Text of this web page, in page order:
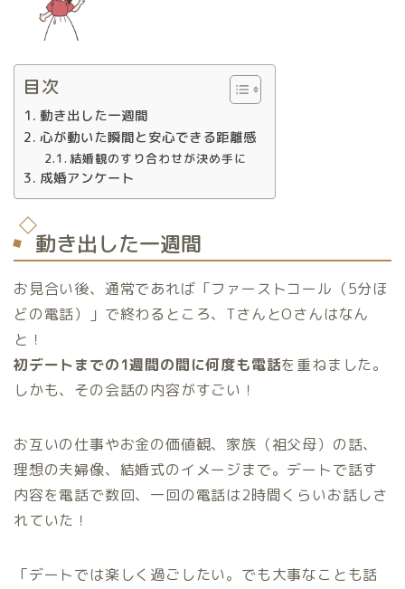
目次
動き出した一週間
心が動いた瞬間と安心できる距離感
結婚観のすり合わせが決め手に
成婚アンケート
動き出した一週間
お見合い後、通常であれば「ファーストコール（5分ほ
どの電話）」で終わるところ、TさんとOさんはなん
と！
初デートまでの1週間の間に何度も電話を重ねました。
しかも、その会話の内容がすごい！
お互いの仕事やお金の価値観、家族（祖父母）の話、
理想の夫婦像、結婚式のイメージまで。デートで話す
内容を電話で数回、一回の電話は2時間くらいお話しさ
れていた！
「デートでは楽しく過ごしたい。でも大事なことも話